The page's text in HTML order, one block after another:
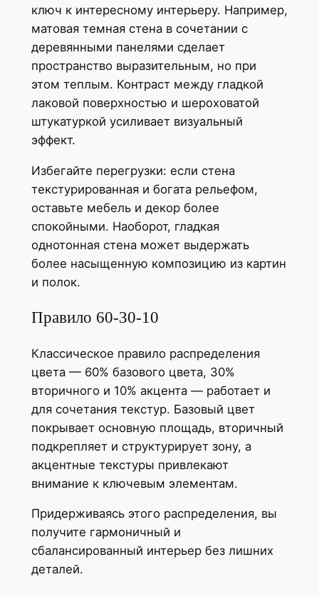
ключ к интересному интерьеру. Например,
матовая темная стена в сочетании с
деревянными панелями сделает
пространство выразительным, но при
этом теплым. Контраст между гладкой
лаковой поверхностью и шероховатой
штукатуркой усиливает визуальный
эффект.
Избегайте перегрузки: если стена
текстурированная и богата рельефом,
оставьте мебель и декор более
спокойными. Наоборот, гладкая
однотонная стена может выдержать
более насыщенную композицию из картин
и полок.
Правило 60-30-10
Классическое правило распределения
цвета — 60% базового цвета, 30%
вторичного и 10% акцента — работает и
для сочетания текстур. Базовый цвет
покрывает основную площадь, вторичный
подкрепляет и структурирует зону, а
акцентные текстуры привлекают
внимание к ключевым элементам.
Придерживаясь этого распределения, вы
получите гармоничный и
сбалансированный интерьер без лишних
деталей.